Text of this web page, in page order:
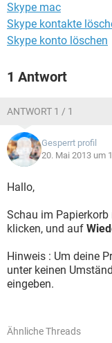
Skype mac
Skype kontakte
Skype konto löschen
1 Antwort
ANTWORT 1 / 1
Gesperrt profil
20. Mai 2013 um
Hallo,
Schau im
klicken, und auf
Hinweis : Um deine
unter keinen
eingeben.
Ähnliche Threads